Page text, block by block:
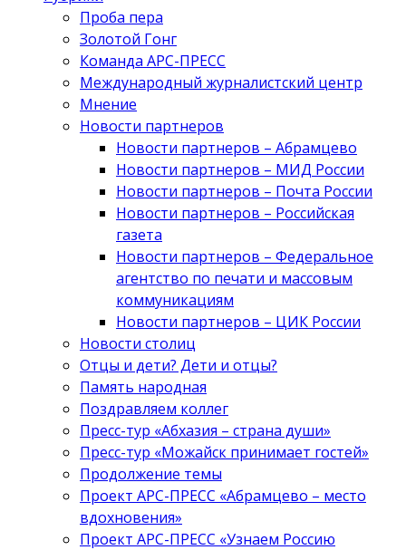
Проба пера
Золотой Гонг
Команда АРС-ПРЕСС
Международный журналистский центр
Мнение
Новости партнеров
Новости партнеров – Абрамцево
Новости партнеров – МИД России
Новости партнеров – Почта России
Новости партнеров – Российская
газета
Новости партнеров – Федеральное
агентство по печати и массовым
коммуникациям
Новости партнеров – ЦИК России
Новости столиц
Отцы и дети? Дети и отцы?
Память народная
Поздравляем коллег
Пресс-тур «Абхазия – страна души»
Пресс-тур «Можайск принимает гостей»
Продолжение темы
Проект АРС-ПРЕСС «Абрамцево – место
вдохновения»
Проект АРС-ПРЕСС «Узнаем Россию